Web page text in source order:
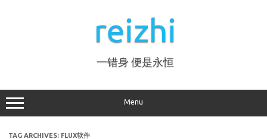
reizhi
一错身 便是永恒
Menu
TAG ARCHIVES: FLUX软件